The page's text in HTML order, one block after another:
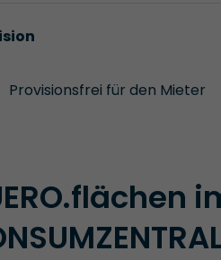
Provisionsfrei für den Mieter